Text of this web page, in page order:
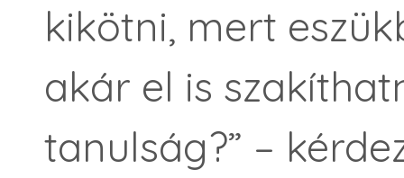
kikötni, mert
akár el is
tanulság?” –